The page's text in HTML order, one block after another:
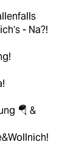
- Na?!
🪂 &